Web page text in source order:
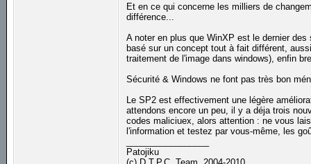
Et en ce qui concerne les milliers de
différence...
A noter en plus que WinXP est le dernier
basé sur un concept tout à fait différent,
traitement de l'image dans windows), enfin
Sécurité & Windows ne font pas très bon
Le SP2 est effectivement une légère
attendons encore un peu, il y a déja trois
codes maliciuex, alors attention : ne vous
l'information et testez par vous-même, les
Patojiku